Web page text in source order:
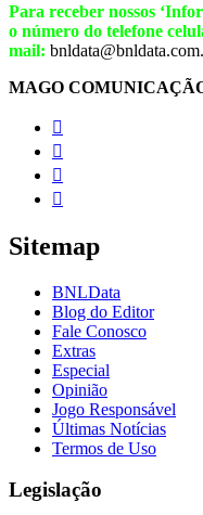
Para receber nossos
o número do telefone
mail:
MAGO




Sitemap
BNLData
Blog do Editor
Fale Conosco
Extras
Especial
Opinião
Jogo Responsável
Últimas Notícias
Termos de Uso
Legislação